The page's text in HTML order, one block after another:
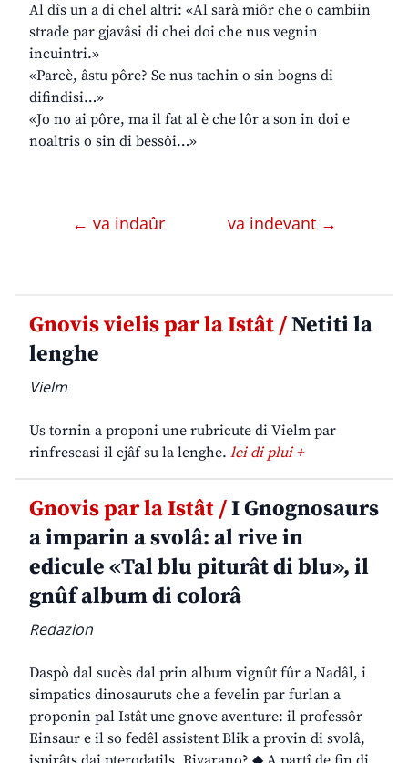
Al dîs un a di chel altri: «Al sarà miôr che o cambiin
strade par gjavâsi di chei doi che nus vegnin
incuintri.»
«Parcè, âstu pôre? Se nus tachin o sin bogns di
difindisi…»
«Jo no ai pôre, ma il fat al è che lôr a son in doi e
noaltris o sin di bessôi…»
← va indaûr va indevant →
Gnovis vielis par la Istât /Netiti la
lenghe
Vielm
Us tornin a proponi une rubricute di Vielm par
rinfrescasi il cjâf su la lenghe. lei di plui +
Gnovis par la Istât /I Gnognosaurs
a imparin a svolâ: al rive in
edicule «Tal blu piturât di blu», il
gnûf album di colorâ
Redazion
Daspò dal sucès dal prin album vignût fûr a Nadâl, i
simpatics dinosauruts che a fevelin par furlan a
proponin pal Istât une gnove aventure: il professôr
Einsaur e il so fedêl assistent Blik a provin di svolâ,